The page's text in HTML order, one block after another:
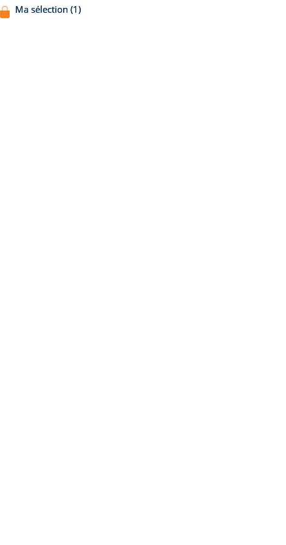
Ma sélection (1)